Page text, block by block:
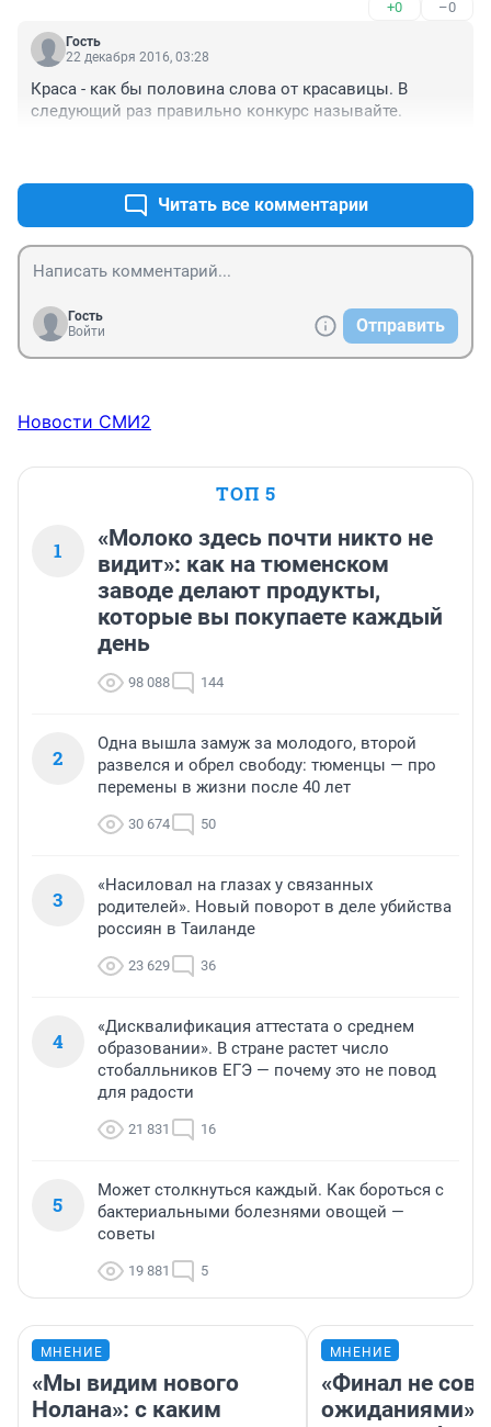
+0 –0
Гость
22 декабря 2016, 03:28
Краса - как бы половина слова от красавицы. В
следующий раз правильно конкурс называйте.
Читать все комментарии
Гость
Войти
Отправить
Новости СМИ2
ТОП 5
1
«Молоко здесь почти никто не
видит»: как на тюменском
заводе делают продукты,
которые вы покупаете каждый
день
98 088 144
2
Одна вышла замуж за молодого, второй
развелся и обрел свободу: тюменцы — про
перемены в жизни после 40 лет
30 674 50
3
«Насиловал на глазах у связанных
родителей». Новый поворот в деле убийства
россиян в Таиланде
23 629 36
4
«Дисквалификация аттестата о среднем
образовании». В стране растет число
стобалльников ЕГЭ — почему это не повод
для радости
21 831 16
5
Может столкнуться каждый. Как бороться с
бактериальными болезнями овощей —
советы
19 881 5
МНЕНИЕ
«Мы видим нового
Нолана»: с каким
МНЕНИЕ
«Финал не
ожиданиями»: